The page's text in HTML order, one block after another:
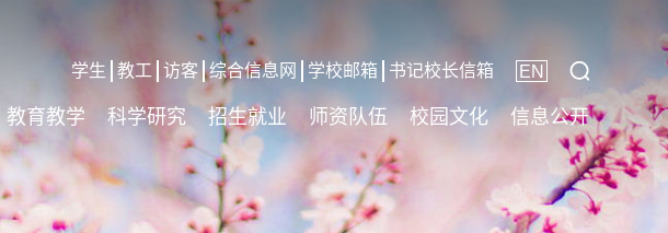
学生 教工 访客 综合信息网 学校邮箱 书记校长信箱 EN
教育教学 科学研究 招生就业 师资队伍 校园文化 信息公开